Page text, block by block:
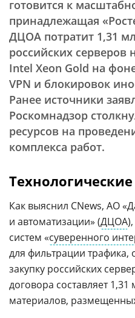
готовится к
принадлежащая
ДЦОА потратит 1,31
российских серверов
Intel Xeon Gold на
VPN и блокировок
Ранее источники
Роскомнадзор
ресурсов на
комплекса работ.
Как выяснил CNews, АО
и автоматизации» (ДЦОА
систем «суверенного
для фильтрации
закупку российских
договора составляет 1,31
материалов,